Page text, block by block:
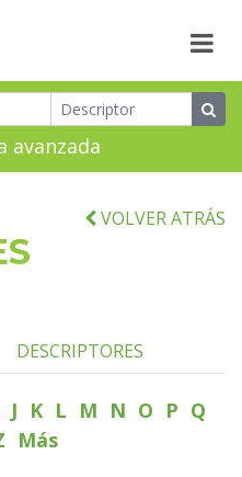
avanzada
VOLVER ATRÁS
DESCRIPTORES
J K L M N O P Q
Más